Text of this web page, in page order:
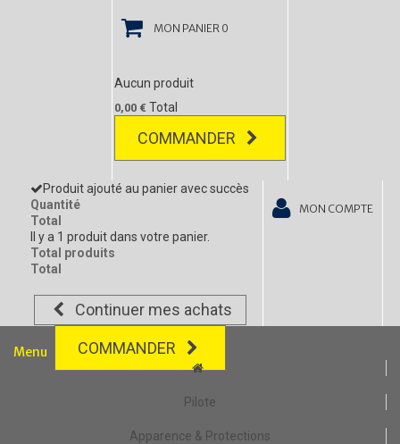
MON PANIER 0
Aucun produit
0,00 € Total
COMMANDER
Produit ajouté au panier avec succès
Quantité
Total
Il y a 1 produit dans votre panier.
Total produits
Total
Continuer mes achats
COMMANDER
MON COMPTE
Menu
Pilote
Apparence & Protections